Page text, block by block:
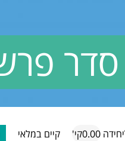
0.00קי' קיים במלאי